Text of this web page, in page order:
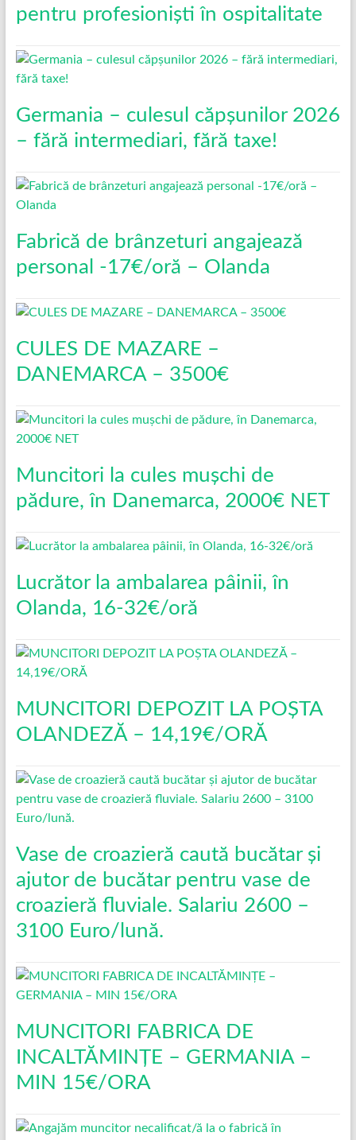
pentru profesioniști în ospitalitate
Germania – culesul căpșunilor 2026
– fără intermediari, fără taxe!
Fabrică de brânzeturi angajează
personal -17€/oră – Olanda
CULES DE MAZARE –
DANEMARCA – 3500€
Muncitori la cules mușchi de
pădure, în Danemarca, 2000€ NET
Lucrător la ambalarea pâinii, în
Olanda, 16-32€/oră
MUNCITORI DEPOZIT LA POȘTA
OLANDEZĂ – 14,19€/ORĂ
Vase de croazieră caută bucătar și
ajutor de bucătar pentru vase de
croazieră fluviale. Salariu 2600 –
3100 Euro/lună.
MUNCITORI FABRICA DE
INCALTĂMINȚE – GERMANIA –
MIN 15€/ORA